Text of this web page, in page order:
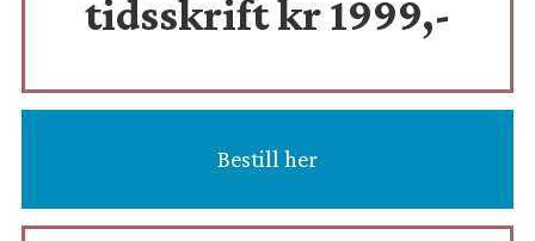
tidsskriftkr 1999,-
Bestill her